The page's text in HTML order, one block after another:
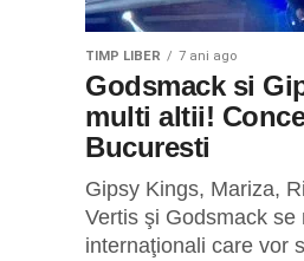
TIMP LIBER 7 ani ago
Godsmack si
multi altii!
Bucuresti
Gipsy Kings, Mariza,
Vertis şi Godsmack
internaţionali care vor